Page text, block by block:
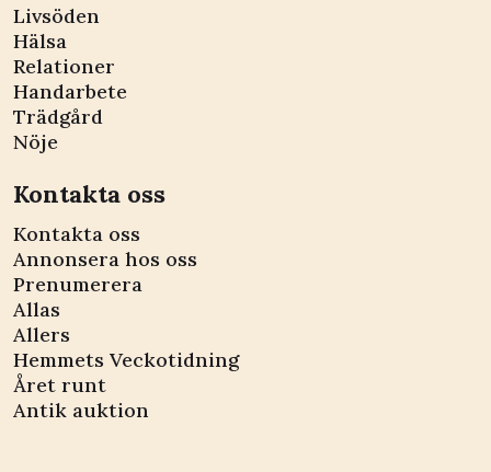
Livsöden
Hälsa
Relationer
Handarbete
Trädgård
Nöje
Kontakta oss
Kontakta oss
Annonsera hos oss
Prenumerera
Allas
Allers
Hemmets Veckotidning
Året runt
Antik auktion